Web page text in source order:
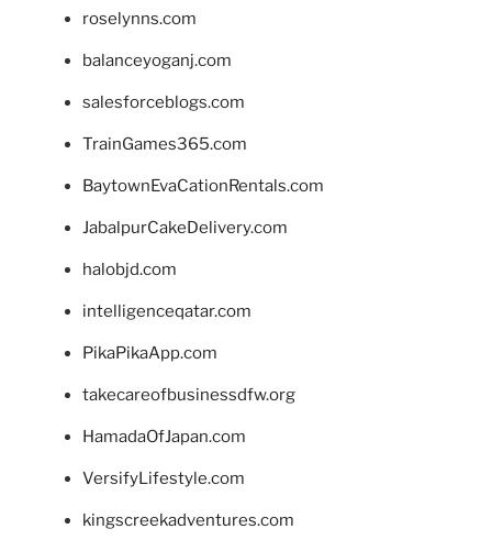
roselynns.com
balanceyoganj.com
salesforceblogs.com
TrainGames365.com
BaytownEvaCationRentals.com
JabalpurCakeDelivery.com
halobjd.com
intelligenceqatar.com
PikaPikaApp.com
takecareofbusinessdfw.org
HamadaOfJapan.com
VersifyLifestyle.com
kingscreekadventures.com